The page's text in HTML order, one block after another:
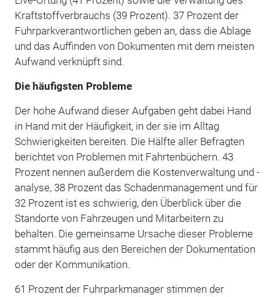
Kraftstoffverbrauchs (39 Prozent). 37 Prozent der
Fuhrparkverantwortlichen geben an, dass die Ablage
und das Auffinden von Dokumenten mit dem meisten
Aufwand verknüpft sind.
Die häufigsten Probleme
Der hohe Aufwand dieser Aufgaben geht dabei Hand
in Hand mit der Häufigkeit, in der sie im Alltag
Schwierigkeiten bereiten. Die Hälfte aller Befragten
berichtet von Problemen mit Fahrtenbüchern. 43
Prozent nennen außerdem die Kostenverwaltung und -
analyse, 38 Prozent das Schadenmanagement und für
32 Prozent ist es schwierig, den Überblick über die
Standorte von Fahrzeugen und Mitarbeitern zu
behalten. Die gemeinsame Ursache dieser Probleme
stammt häufig aus den Bereichen der Dokumentation
oder der Kommunikation.
61 Prozent der Fuhrparkmanager stimmen der